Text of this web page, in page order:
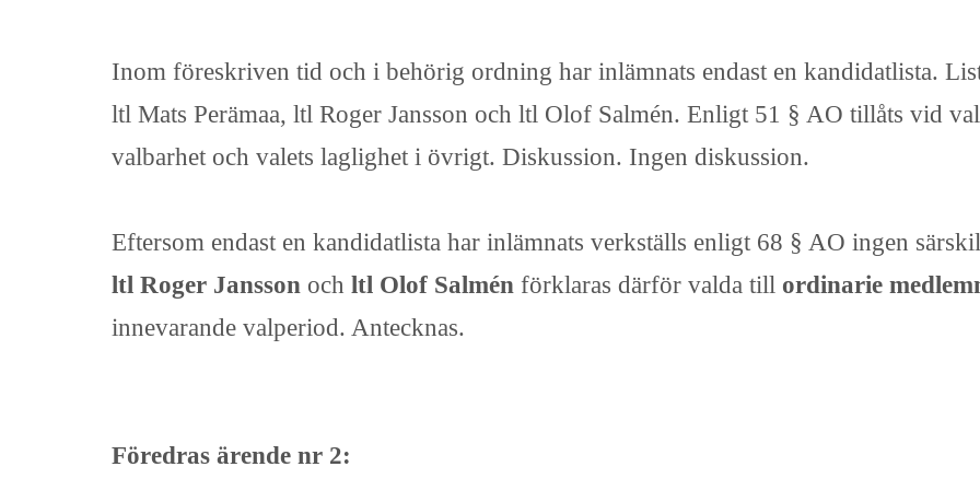
Inom föreskriven tid och i behörig ordning har inlämnats endast en kandidatlista.
ltl Mats Perämaa, ltl Roger Jansson och ltl Olof Salmén. Enligt 51 § AO tillåts vid
valbarhet och valets laglighet i övrigt. Diskussion. Ingen diskussion.
Eftersom endast en kandidatlista har inlämnats verkställs enligt 68 § AO ingen
ltl Roger Jansson och ltl Olof Salmén förklaras därför valda till ordinarie
innevarande valperiod. Antecknas.
Föredras ärende nr 2: